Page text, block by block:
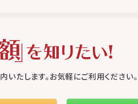
たします。お気軽にご利用ください。